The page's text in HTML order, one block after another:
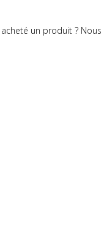
un produit ?